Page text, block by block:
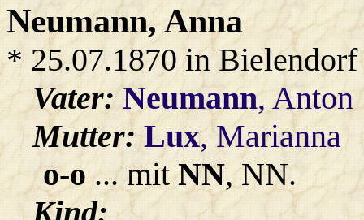
Neumann, Anna
* 25.07.1870 in Bielendorf
Vater:Neumann, Anton
Mutter:Lux, Marianna
o-o... mitNN, NN.
Kind: